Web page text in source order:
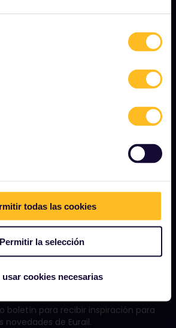
todas las cookies
Permitir la selección
usar cookies necesarias
del Eurail Pass
de la aplicación Rail Planner
del sitio web
boletín para recibir inspiración para
novedades de Eurail.